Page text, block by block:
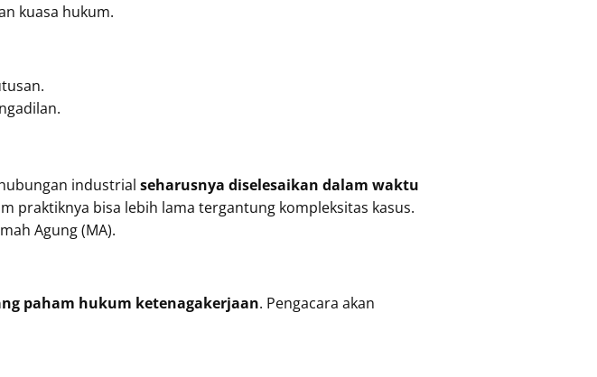
kuasa hukum.
industrial seharusnya diselesaikan dalam waktu
praktiknya bisa lebih lama tergantung kompleksitas kasus.
Agung (MA).
paham hukum ketenagakerjaan. Pengacara akan